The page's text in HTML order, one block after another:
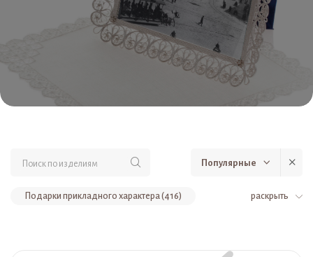
Популярные
раскрыть
Подарки прикладного характера (416)